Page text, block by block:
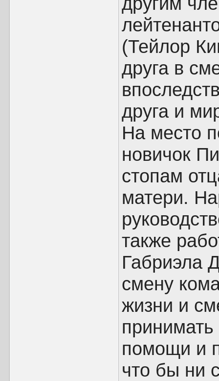
(Тейлор
друга в
друга и
На место
новичок
стопам
матери.
также
Габриэла
смену
жизни и
помощи и
что бы ни